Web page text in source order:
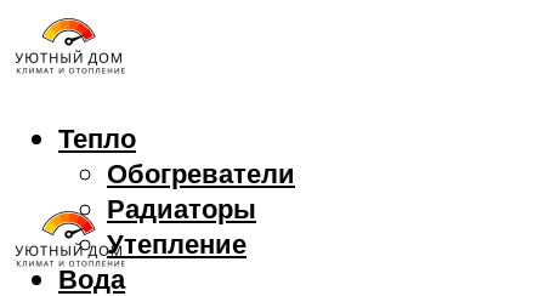
Тепло
Обогреватели
Радиаторы
Утепление
Вода